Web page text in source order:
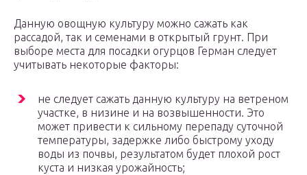
Данную овощную культуру можно сажать как
рассадой, так и семенами в открытый грунт. При
выборе места для посадки огурцов Герман следует
учитывать некоторые факторы:
не следует сажать данную культуру на ветреном
участке, в низине и на возвышенности. Это
может привести к сильному перепаду суточной
температуры, задержке либо быстрому уходу
воды из почвы, результатом будет плохой рост
куста и низкая урожайность;